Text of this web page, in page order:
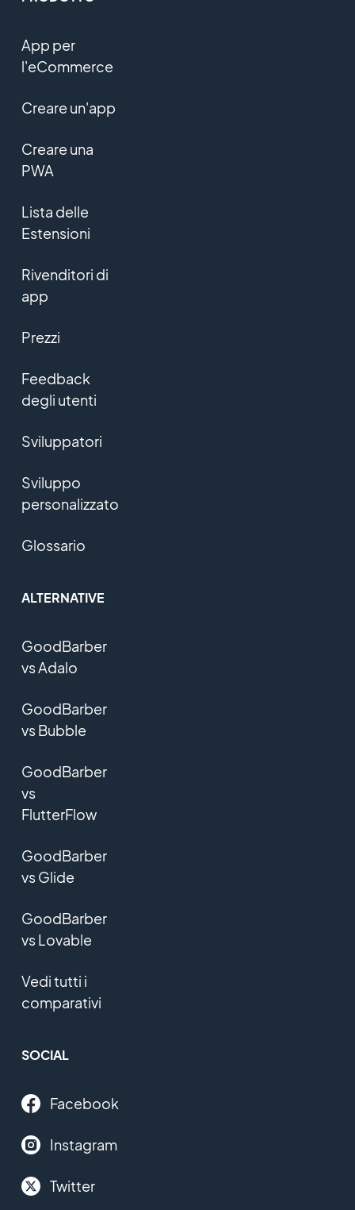
App per
l'eCommerce
Creare un'app
Creare una
PWA
Lista delle
Estensioni
Rivenditori di
app
Prezzi
Feedback
degli utenti
Sviluppatori
Sviluppo
personalizzato
Glossario
ALTERNATIVE
GoodBarber
vs Adalo
GoodBarber
vs Bubble
GoodBarber
vs
FlutterFlow
GoodBarber
vs Glide
GoodBarber
vs Lovable
Vedi tutti i
comparativi
SOCIAL
Facebook
Instagram
Twitter